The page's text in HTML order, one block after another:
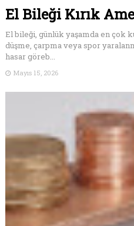
El Bileği Kırık
El bileği, günlük yaşamda en çok
düşme, çarpma veya spor
hasar göreb...
Mayıs 15, 2026